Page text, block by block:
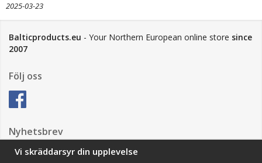
2025-03-23
Balticproducts.eu - Your Northern European online store since
2007
Följ oss
Nyhetsbrev
Vi skräddarsyr din upplevelse